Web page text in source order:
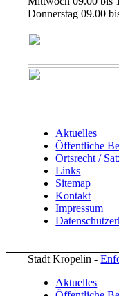
Donnerstag 09.00
Aktuelles
Öffentliche
Ortsrecht /
Links
Sitemap
Kontakt
Impressum
Stadt Kröpelin -
Aktuelles